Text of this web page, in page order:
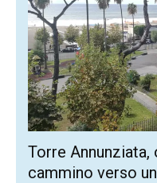
Torre
cammino verso